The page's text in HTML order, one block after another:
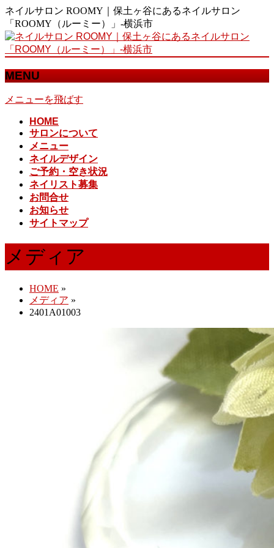
ネイルサロン ROOMY｜保土ヶ谷にあるネイルサロン
「ROOMY（ルーミー）」-横浜市
MENU
メニューを飛ばす
HOME
サロンについて
メニュー
ネイルデザイン
ご予約・空き状況
ネイリスト募集
お問合せ
お知らせ
サイトマップ
メディア
HOME »
メディア »
2401A01003